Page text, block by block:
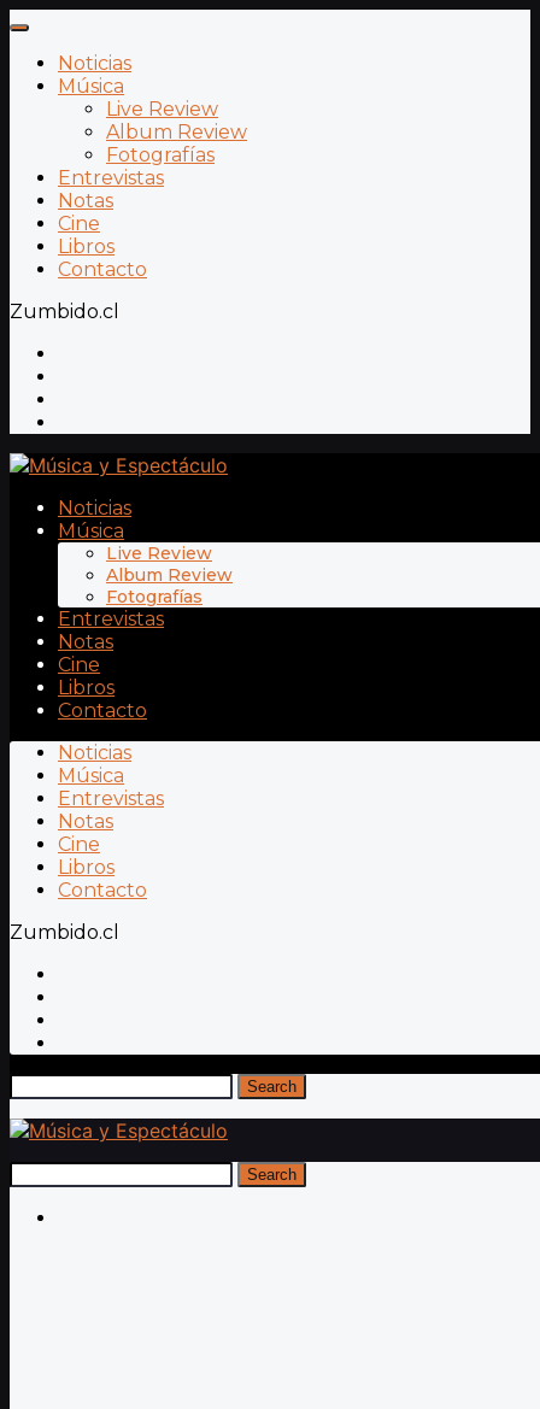
Noticias
Música
Live Review
Album Review
Fotografías
Entrevistas
Notas
Cine
Libros
Contacto
Zumbido.cl
Noticias
Música
Live Review
Album Review
Fotografías
Entrevistas
Notas
Cine
Libros
Contacto
Noticias
Música
Entrevistas
Notas
Cine
Libros
Contacto
Zumbido.cl
Search
Search